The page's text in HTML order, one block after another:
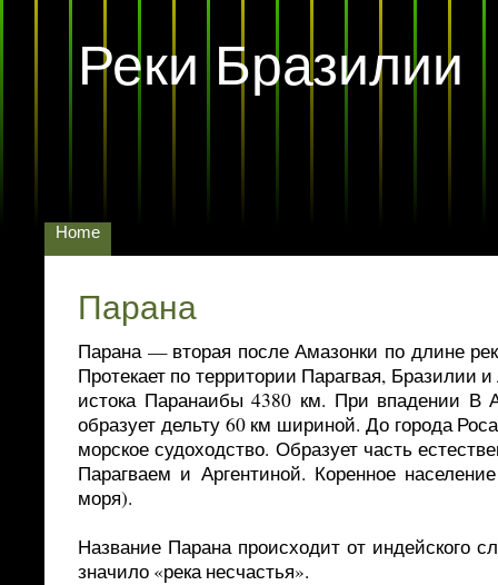
Реки Бразилии
Home
Парана
Парана — вторая после Амазонки по длине
Протекает по территории Парагвая, Бразилии
истока Паранаибы 4380 км. При впадении В
образует дельту 60 км шириной. До города
морское судоходство. Образует часть
Парагваем и Аргентиной. Коренное
моря).
Название Парана происходит от индейского
значило «река несчастья».